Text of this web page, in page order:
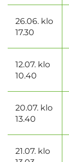
26.06. klo
17.30
12.07. klo
10.40
20.07. klo
13.40
21.07. klo